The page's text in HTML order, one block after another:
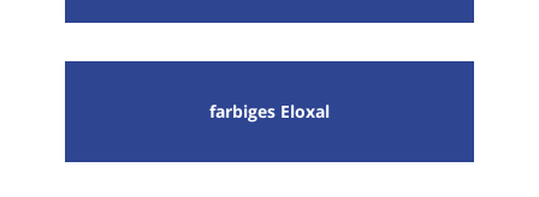
farbiges Eloxal